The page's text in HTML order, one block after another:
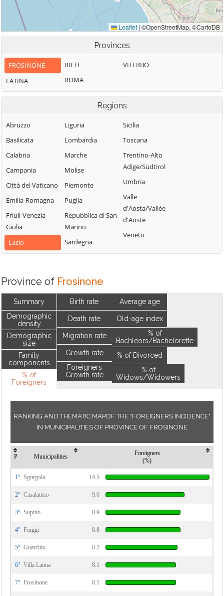
Provinces
FROSINONE
LATINA
RIETI
ROMA
VITERBO
Regions
Abruzzo
Basilicata
Calabria
Campania
Città del Vaticano
Emilia-Romagna
Friuli-Venezia
Giulia
Lazio
Liguria
Lombardia
Marche
Molise
Piemonte
Puglia
Repubblica di San
Marino
Sardegna
Sicilia
Toscana
Trentino-Alto
Adige/Südtirol
Umbria
Valle
d'Aosta/Vallée
d'Aoste
Veneto
Province of Frosinone
Summary
Demographic
density
Demographic
size
Family
components
% of
Foreigners
Birth rate
Death rate
Migration rate
Growth rate
Foreigners
Growth rate
Average age
Old-age index
% of
Bachleors/Bachelorette
% of Divorced
% of
Widows/Widowers
RANKING AND THEMATIC MAPOF THE "FOREIGNERS INCIDENCE"
IN MUNICIPALITIES OF PROVINCE OF FROSINONE
P Municipalities
Foreigners
(%)
1° Sgurgola 14.5
2° Casalattico 9.6
3° Supino 8.9
4° Fiuggi 8.8
5° Guarcino 8.2
6° Villa Latina 8.1
7° Frosinone 8.1